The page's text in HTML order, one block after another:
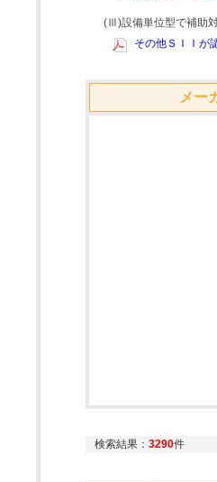
(Ⅲ)設備単位型で補助
その他ＳＩＩが
メー
検索結果： 3290件